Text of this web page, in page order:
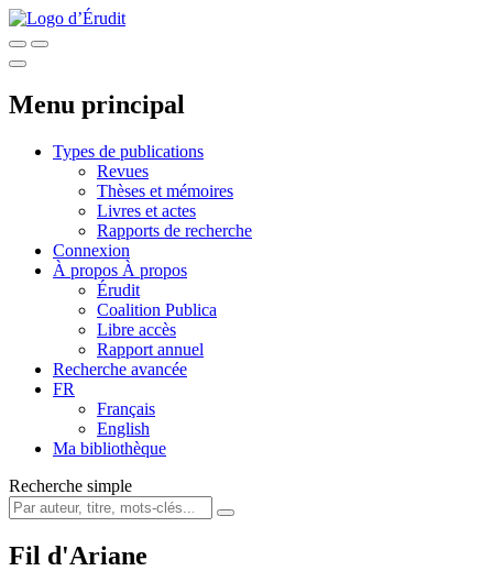
Menu principal
Types de publications
Revues
Thèses et mémoires
Livres et actes
Rapports de recherche
Connexion
À propos À propos
Érudit
Coalition Publica
Libre accès
Rapport annuel
Recherche avancée
FR
Français
English
Ma bibliothèque
Recherche simple
Fil d'Ariane